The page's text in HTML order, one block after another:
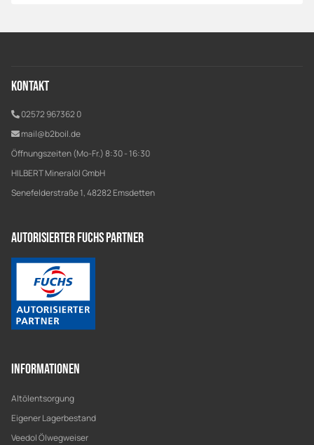
Kontakt
02572 967362 0
mail@b2boil.de
Öffnungszeiten (Mo-Fr.) 8:30 - 16:30
HILBERT Mineralöl GmbH
Senefelderstraße 1, 48282 Emsdetten
Autorisierter Fuchs Partner
Informationen
Altölentsorgung
Eigener Lagerbestand
Veedol Ölwegweiser